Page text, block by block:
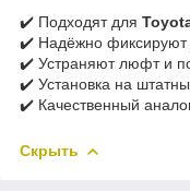
✔️ Подходят для
✔️ Надёжно фиксируют
✔️ Устраняют люфт и
✔️ Установка на
✔️ Качественный
Скрыть